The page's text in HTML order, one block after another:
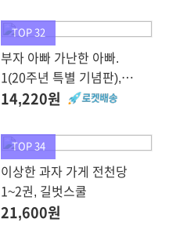
스콧 맥러플린
TOP 32
부자 아빠 가난한 아빠.
1(20주년 특별 기념판),
민음인
14,220원
TOP 34
이상한 과자 가게 전천당
1~2권, 길벗스쿨
21,600원